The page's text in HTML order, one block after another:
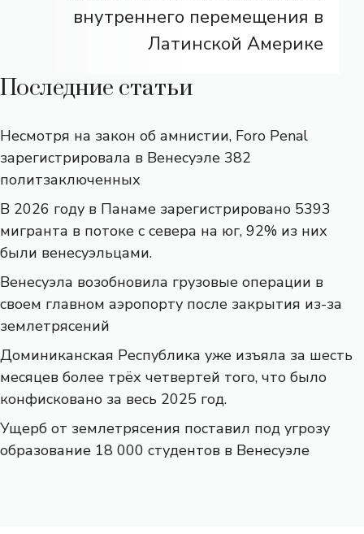
внутреннего перемещения в
Латинской Америке
Последние статьи
Несмотря на закон об амнистии, Foro Penal
зарегистрировала в Венесуэле 382
политзаключенных
В 2026 году в Панаме зарегистрировано 5393
мигранта в потоке с севера на юг, 92% из них
были венесуэльцами.
Венесуэла возобновила грузовые операции в
своем главном аэропорту после закрытия из-за
землетрясений
Доминиканская Республика уже изъяла за шесть
месяцев более трёх четвертей того, что было
конфисковано за весь 2025 год.
Ущерб от землетрясения поставил под угрозу
образование 18 000 студентов в Венесуэле